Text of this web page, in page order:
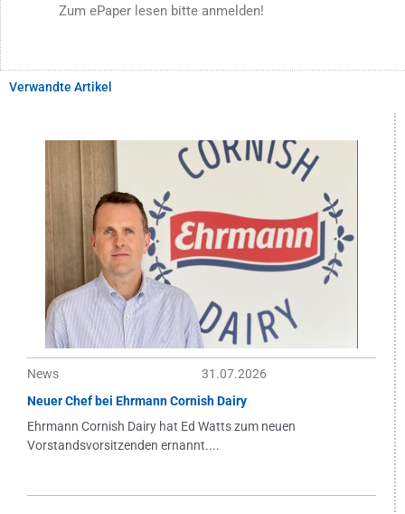
Zum ePaper lesen bitte anmelden!
Verwandte Artikel
News
31.07.2026
Neuer Chef bei Ehrmann Cornish Dairy
Ehrmann Cornish Dairy hat Ed Watts zum neuen
Vorstandsvorsitzenden ernannt....